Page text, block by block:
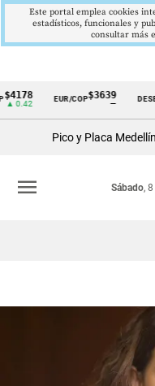
Cintillo
Colombia
0.42
EUR/COP$3639
Pico y Placa Medellín
Sábado,
menu
Este portal emplea cookies
estadísticos, funcionales y
consultar más